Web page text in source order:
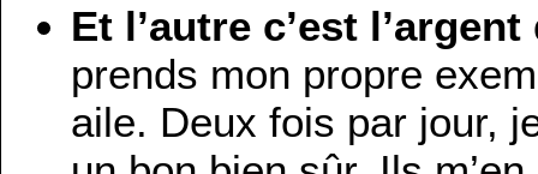
Et l’autre c’est
prends mon propre
aile. Deux fois par jour,